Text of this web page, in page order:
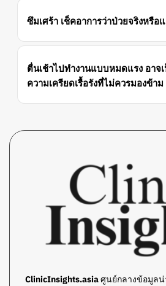
ซึมเศร้า เช็คอาการว่าป่วยจริงหรือ
ตื่นเช้าไปทำงานแบบหมดแรง อา
ความเครียดเรื้อรังที่ไม่ควรมองข้าม
ClinicInsights.asiaศูนย์กลางข้อมูลน่